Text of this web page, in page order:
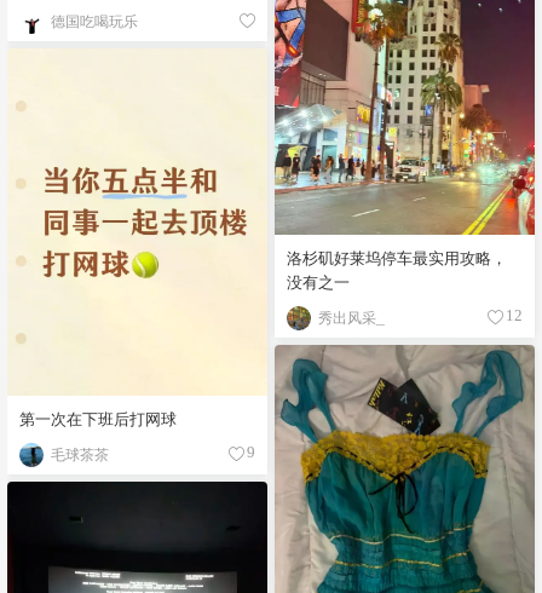
德国吃喝玩乐
洛杉矶好莱坞停车最实用攻略，
没有之一
秀出风采_ 12
第一次在下班后打网球
毛球茶茶 9